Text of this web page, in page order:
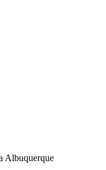
Albuquerque